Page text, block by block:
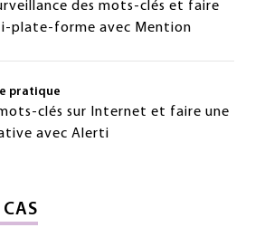
des mots-clés et faire
plate-forme avec Mention
pratique
clés sur Internet et faire une
avec Alerti
CAS